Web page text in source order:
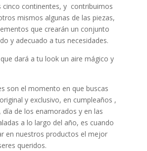
cinco continentes, y contribuimos
mismos algunas de las piezas,
que crearán un conjunto
y adecuado a tus necesidades.
dará a tu look un aire mágico y
son el momento en que buscas
y exclusivo, en cumpleaños ,
día de los enamorados y en las
a lo largo del año, es cuando
en nuestros productos el mejor
queridos.